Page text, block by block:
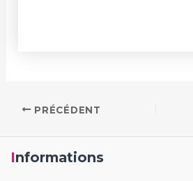
PRÉCÉDENT
Informations